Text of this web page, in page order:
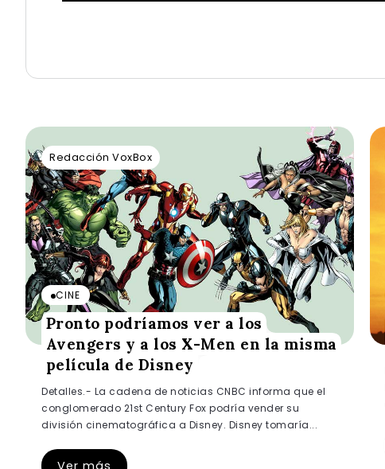
Redacción VoxBox
CINE
Pronto podríamos ver a los
Avengers y a los X-Men en la misma
película de Disney
Detalles.- La cadena de noticias CNBC informa que el
conglomerado 21st Century Fox podría vender su
división cinematográfica a Disney. Disney tomaría...